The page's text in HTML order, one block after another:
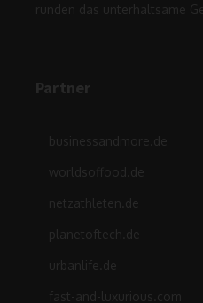
runden das unterhaltsame
Partner
businessandmore.de
worldsoffood.de
netzathleten.de
planetoftech.de
urbanlife.de
fast-and-luxurious.com